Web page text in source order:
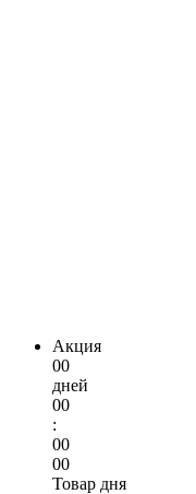
Акция
00
дней
00
:
00
00
Товар дня